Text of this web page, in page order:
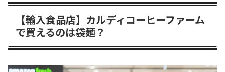
【輸入食品店】カルディコーヒーファーム
で買えるのは袋麺？